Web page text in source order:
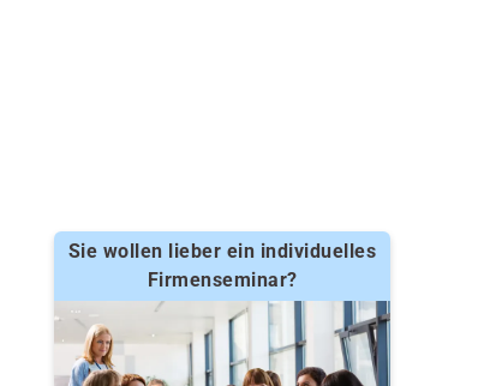
Sie wollen lieber ein individuelles
Firmenseminar?